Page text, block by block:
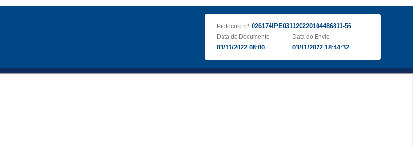
Protocolo nº: 026174IPE031120220104486811-56
Data do Documento
03/11/2022 08:00
Data do Envio
03/11/2022 18:44:32